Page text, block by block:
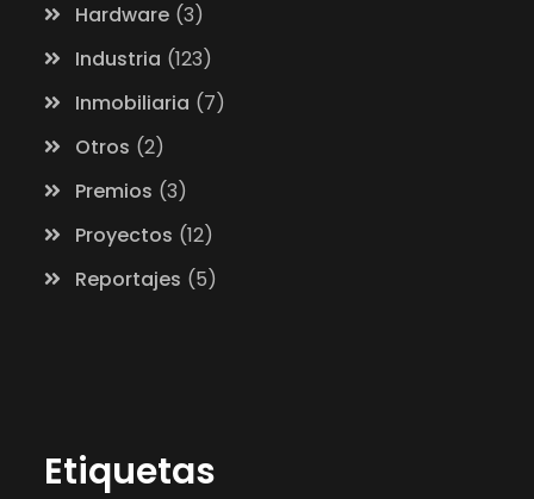
Hardware 3
Industria 123
Inmobiliaria
7
Otros 2
Premios 3
Proyectos 12
Reportajes
5
Etiquetas